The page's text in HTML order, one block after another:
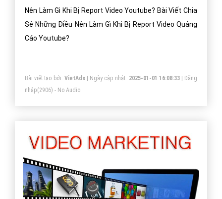
Nên Làm Gì Khi Bị Report Video Youtube? Bài Viết Chia
Sẻ Những Điều Nên Làm Gì Khi Bị Report Video Quảng
Cáo Youtube?
Bài viết tạo bởi: VietAds| Ngày cập nhật: 2025-01-01 16:08:33|Đăng
nhập(2906) - No Audio